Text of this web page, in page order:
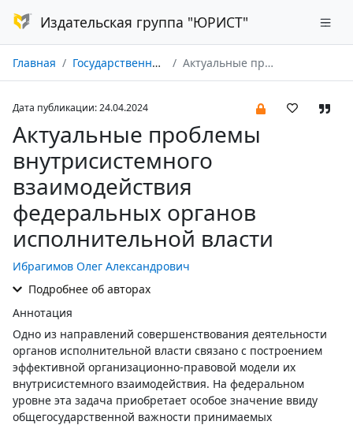
Издательская группа "ЮРИСТ"
Главная Государственная власть и местное самоуправление № 05/2024 Актуальные проблемы внутрисистемного взаимодействия федеральных органов исполнительной власти
Дата публикации: 24.04.2024
Актуальные проблемы
внутрисистемного
взаимодействия
федеральных органов
исполнительной власти
Ибрагимов Олег Александрович
Подробнее об авторах
Аннотация
Одно из направлений совершенствования деятельности
органов исполнительной власти связано с построением
эффективной организационно-правовой модели их
внутрисистемного взаимодействия. На федеральном
уровне эта задача приобретает особое значение ввиду
общегосударственной важности принимаемых